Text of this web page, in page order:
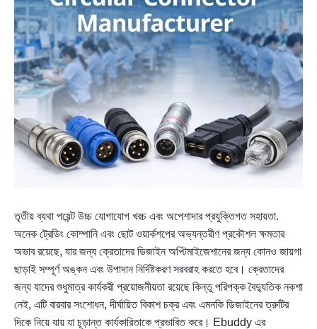
তৃতীয় ব্যথা পয়েন্ট উচ্চ যোগাযোগ খরচ এবং অপেশাদার প্রযুক্তিগত সহায়তা.
অনেক ট্রেডিং কোম্পানি এবং ছোট ওয়ার্কশপের অভ্যন্তরীণ প্রকৌশল ক্ষমতার
অভাব রয়েছে, যার জন্য ক্রেতাদের ডিজাইন অপ্টিমাইজেশানের জন্য কোনও জায়গা
ছাড়াই সম্পূর্ণ অঙ্কন এবং উপাদান নির্দিষ্টকরণ সরবরাহ করতে হবে। ক্রেতাদের
জন্য যাদের শুধুমাত্র কার্যকরী প্রয়োজনীয়তা রয়েছে কিন্তু পরিপক্ক বৈদ্যুতিক নকশা
নেই, এটি বারবার সংশোধন, দীর্ঘায়িত বিকাশ চক্র এবং এমনকি ডিজাইনের ত্রুটির
দিকে নিয়ে যায় যা চূড়ান্ত কার্যকারিতাকে প্রভাবিত করে। Ebuddy এর